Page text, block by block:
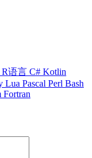
R语言 C# Kotlin
Lua Pascal Perl Bash
Fortran